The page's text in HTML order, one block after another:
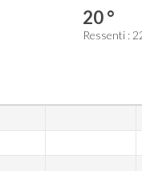
20 °
Ressenti :